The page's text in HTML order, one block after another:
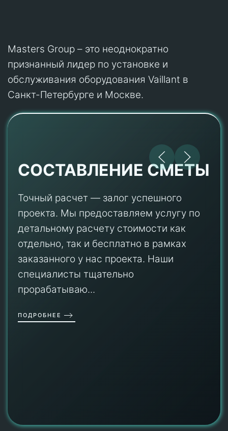
Masters Group – это неоднократно
признанный лидер по установке и
обслуживания оборудования Vaillant в
Санкт-Петербурге и Москве.
СОСТАВЛЕНИЕ СМЕТЫ
Точный расчет — залог успешного
проекта. Мы предоставляем услугу по
детальному расчету стоимости как
отдельно, так и бесплатно в рамках
заказанного у нас проекта. Наши
специалисты тщательно
прорабатываю...
ПОДРОБНЕЕ